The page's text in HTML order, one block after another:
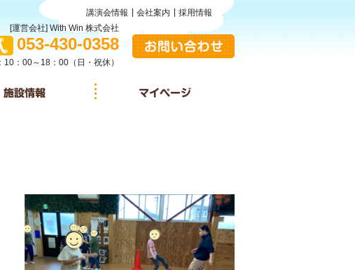
[運営会社] With Win 株式会社
TEL:
053-430-0358
10：00～18：00（日・祝休）
え方 施設情報
講演会情報 会社案内 採用情報